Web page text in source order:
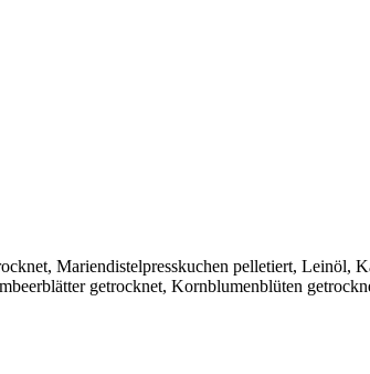
Mariendistelpresskuchen pelletiert, Leinöl,
getrocknet, Kornblumenblüten